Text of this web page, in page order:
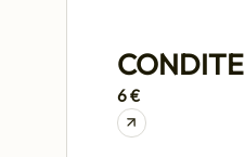
CONDITE
6 €